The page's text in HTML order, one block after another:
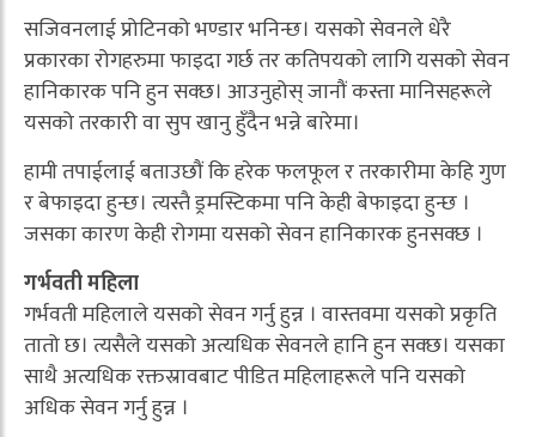
सजिवनलाई प्रोटिनको भण्डार भनिन्छ। यसको सेवनले धेरै
प्रकारका रोगहरुमा फाइदा गर्छ तर कतिपयको लागि यसको सेवन
हानिकारक पनि हुन सक्छ। आउनुहोस् जानौं कस्ता मानिसहरूले
यसको तरकारी वा सुप खानु हुँदैन भन्ने बारेमा।
हामी तपाईलाई बताउछौं कि हरेक फलफूल र तरकारीमा केहि गुण
र बेफाइदा हुन्छ। त्यस्तै ड्रमस्टिकमा पनि केही बेफाइदा हुन्छ ।
जसका कारण केही रोगमा यसको सेवन हानिकारक हुनसक्छ ।
गर्भवती महिला
गर्भवती महिलाले यसको सेवन गर्नु हुन्न । वास्तवमा यसको प्रकृति
तातो छ। त्यसैले यसको अत्यधिक सेवनले हानि हुन सक्छ। यसका
साथै अत्यधिक रक्तस्रावबाट पीडित महिलाहरूले पनि यसको
अधिक सेवन गर्नु हुन्न ।